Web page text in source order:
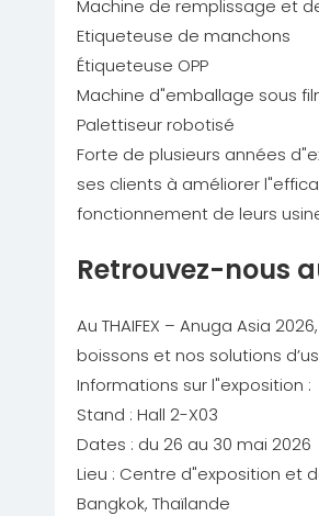
Machine de remplissage et
Etiqueteuse de manchons
Étiqueteuse OPP
Machine d"emballage sous
Palettiseur robotisé
Forte de plusieurs années
ses clients à améliorer
fonctionnement de leurs
Retrouvez-nous
Au THAIFEX – Anuga Asia
boissons et nos solutions
Informations sur l"exposition :
Stand : Hall 2-X03
Dates : du 26 au 30 mai 2026
Lieu : Centre d"exposition et
Bangkok, Thaïlande